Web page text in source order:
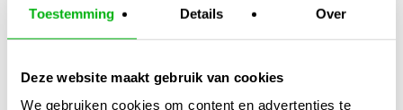
Toestemming Details Over
Deze website maakt gebruik van cookies
We gebruiken cookies om content en advertenties te
Ondersteunt herstel na stress en schade
Geschikt voor aarde, kokos en hydro systemen